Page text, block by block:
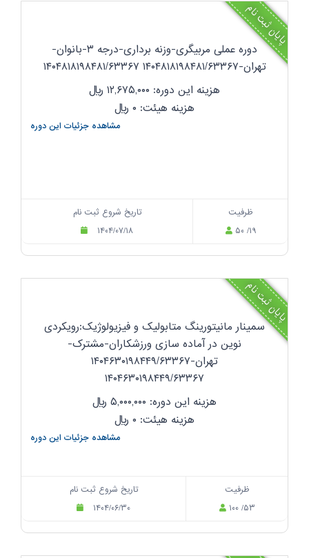
پایان ثبت نام
دوره عملی مربیگری-وزنه برداری-درجه ۳-بانوان-
تهران-۱۴۰۴۸۱۸۱۹۸۴۸۱/۶۳۳۶۷ ۱۴۰۴۸۱۸۱۹۸۴۸۱/۶۳۳۶۷
هزینه این دوره: ۱۲,۶۷۵,۰۰۰
ریال
هزینه هیئت: ۰
ریال
مشاهده جزئیات این دوره
تاریخ شروع ثبت نام
۱۴۰۴/۰۷/۱۸
ظرفیت
۵۰ /۱۹
پایان ثبت نام
سمینار مانیتورینگ متابولیک و فیزیولوژیک:رویکردی
نوین در آماده سازی ورزشکاران-مشترک-
تهران-۱۴۰۴۶۳۰۱۹۸۴۴۹/۶۳۳۶۷
۱۴۰۴۶۳۰۱۹۸۴۴۹/۶۳۳۶۷
هزینه این دوره: ۵,۰۰۰,۰۰۰
ریال
هزینه هیئت: ۰
ریال
مشاهده جزئیات این دوره
تاریخ شروع ثبت نام
۱۴۰۴/۰۶/۳۰
ظرفیت
۱۰۰ /۵۳